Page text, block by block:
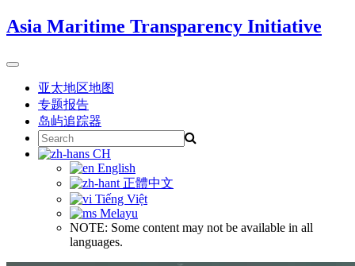
Skip
to
Asia Maritime Transparency Initiative
Toggle
navigation亚太地区地图
专题报告
岛屿追踪器
Search
for:
CH
English
正體中文
Tiếng Việt
Melayu
NOTE: Some content may not be available in all
languages.